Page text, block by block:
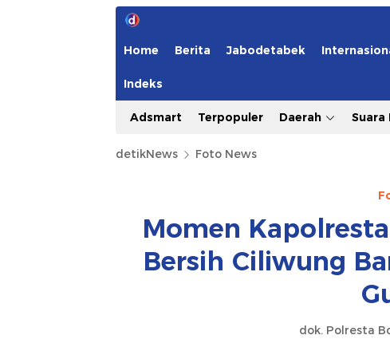
Home Berita Jabodetabek
Indeks
Adsmart Terpopuler Daerah Suara
detikNews Foto News
Momen
Bersih Ciliwung
dok. Polresta